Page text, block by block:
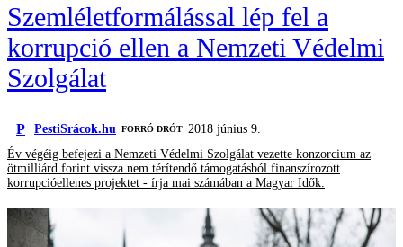
Szemléletformálással lép fel a
korrupció ellen a Nemzeti Védelmi
Szolgálat
P PestiSrácok.hu FORRÓ DRÓT
2018 június 9.
Év végéig befejezi a Nemzeti Védelmi Szolgálat vezette konzorcium az
ötmilliárd forint vissza nem térítendő támogatásból finanszírozott
korrupcióellenes projektet - írja mai számában a Magyar Idők.